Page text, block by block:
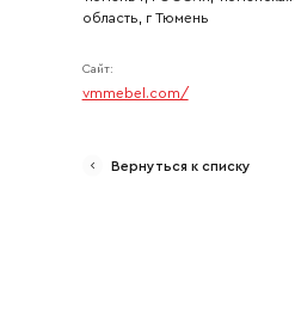
область, г Тюмень
Сайт:
vmmebel.com/
Вернуться к списку